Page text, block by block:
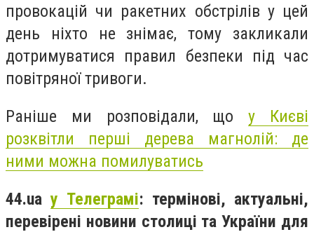
провокацій чи ракетних обстрілів у цей
день ніхто не знімає, тому закликали
дотримуватися правил безпеки під час
повітряної тривоги.
Раніше ми розповідали, щоу Києві
розквітли перші дерева магнолій: де
ними можна помилуватись
44.ua у Телеграмі: термінові, актуальні,
перевірені новини столиці та України для